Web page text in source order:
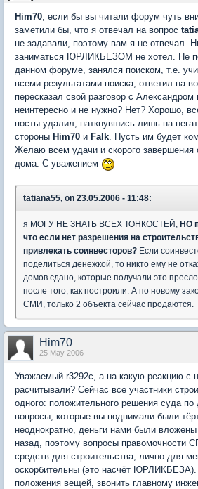
Him70, если бы вы читали форум чуть
заметили бы, что я отвечал на вопрос
не задавали, поэтому вам я не отвечал.
заниматься ЮРЛИКБЕЗОМ не хотел. Не
данном форуме, занялся поиском, т.е.
всеми результатами поиска, ответил на
пересказал свой разговор с
неинтересно и не нужно? Нет? Хорошо,
посты удалил, наткнувшись лишь на
стороны Him70 и Falk. Пусть им будет
Желаю всем удачи и скорого завершения
дома. С уважением
tatiana55, on 23.05.2006 - 11:48:
я МОГУ НЕ ЗНАТЬ ВСЕХ ТОНКОСТЕЙ, НО
что если нет разрешения на
привлекать соинвесторов? Если
поделиться денежкой, то никто ему не
домов сдано, которые получали это
после того, как построили. А по новому
СМИ, только 2 объекта сейчас продаются.
Him70
25 May 2006
Уважаемый r3292c, а на какую реакцию с
расчитывали? Сейчас все участники
одного: положительного решения суда
вопросы, которые вы поднимали были
неоднократно, деньги нами были
назад, поэтому вопросы правомочности
средств для строительства, лично для
оскорбительны (это насчёт ЮРЛИКБЕЗА).
положения вещей, звонить главному